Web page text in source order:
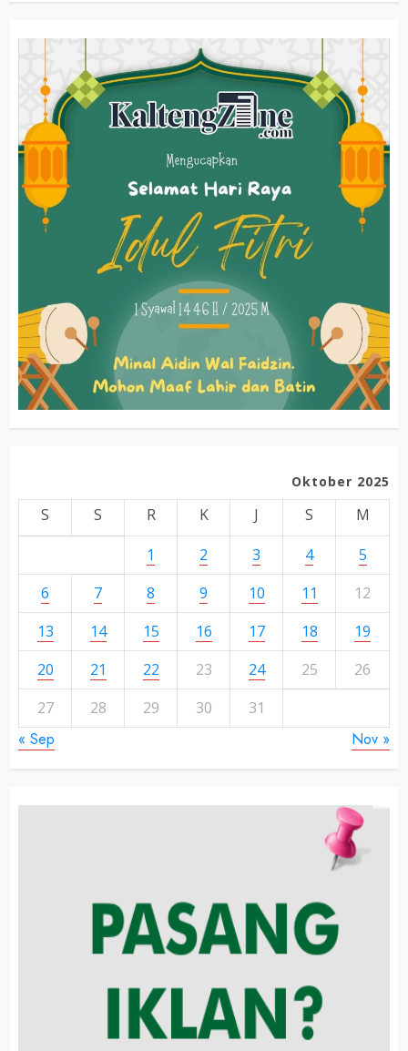
Oktober 2025
S S R K J S
M
1
2 3 4
5
6
7 8 9 10 11
12
13
14 15 16 17 18
19
20
21 22 23 24 25
26
27
28 29 30 31
« Sep Nov »